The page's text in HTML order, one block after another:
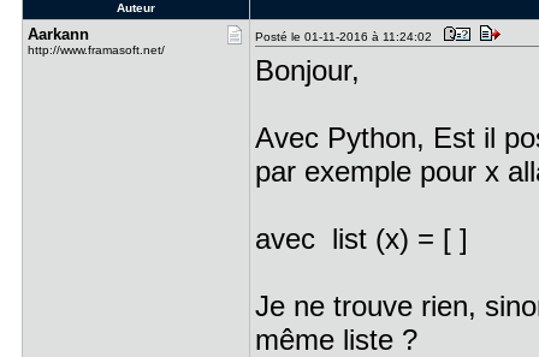
Auteur
Aarkann
http://www.framasoft.net/
Posté le 01-11-2016 à 11:24:02
Bonjour,
Avec Python, Est il
par exemple pour x
avec list (x) = [ ]
Je ne trouve rien,
même liste ?